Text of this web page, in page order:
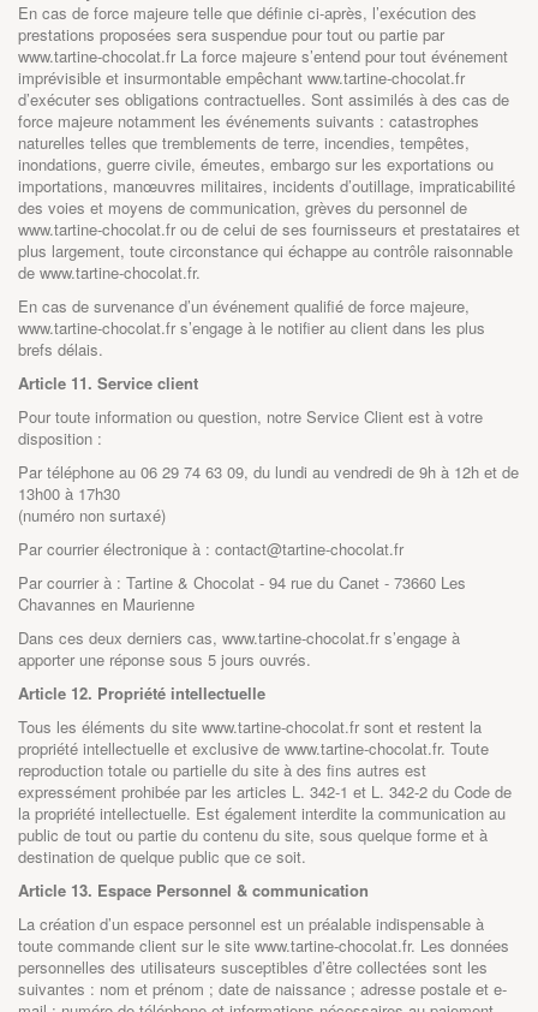
En cas de force majeure telle que définie ci-après, l’exécution des
prestations proposées sera suspendue pour tout ou partie par
www.tartine-chocolat.fr La force majeure s’entend pour tout événement
imprévisible et insurmontable empêchant www.tartine-chocolat.fr
d’exécuter ses obligations contractuelles. Sont assimilés à des cas de
force majeure notamment les événements suivants : catastrophes
naturelles telles que tremblements de terre, incendies, tempêtes,
inondations, guerre civile, émeutes, embargo sur les exportations ou
importations, manœuvres militaires, incidents d’outillage, impraticabilité
des voies et moyens de communication, grèves du personnel de
www.tartine-chocolat.fr ou de celui de ses fournisseurs et prestataires et
plus largement, toute circonstance qui échappe au contrôle raisonnable
de www.tartine-chocolat.fr.
En cas de survenance d’un événement qualifié de force majeure,
www.tartine-chocolat.fr s’engage à le notifier au client dans les plus
brefs délais.
Article 11. Service client
Pour toute information ou question, notre Service Client est à votre
disposition :
Par téléphone au 06 29 74 63 09, du lundi au vendredi de 9h à 12h et de
13h00 à 17h30
(numéro non surtaxé)
Par courrier électronique à : contact@tartine-chocolat.fr
Par courrier à : Tartine & Chocolat - 94 rue du Canet - 73660 Les
Chavannes en Maurienne
Dans ces deux derniers cas, www.tartine-chocolat.fr s’engage à
apporter une réponse sous 5 jours ouvrés.
Article 12. Propriété intellectuelle
Tous les éléments du site www.tartine-chocolat.fr sont et restent la
propriété intellectuelle et exclusive de www.tartine-chocolat.fr. Toute
reproduction totale ou partielle du site à des fins autres est
expressément prohibée par les articles L. 342-1 et L. 342-2 du Code de
la propriété intellectuelle. Est également interdite la communication au
public de tout ou partie du contenu du site, sous quelque forme et à
destination de quelque public que ce soit.
Article 13. Espace Personnel & communication
La création d’un espace personnel est un préalable indispensable à
toute commande client sur le site www.tartine-chocolat.fr. Les données
personnelles des utilisateurs susceptibles d’être collectées sont les
suivantes : nom et prénom ; date de naissance ; adresse postale et e-